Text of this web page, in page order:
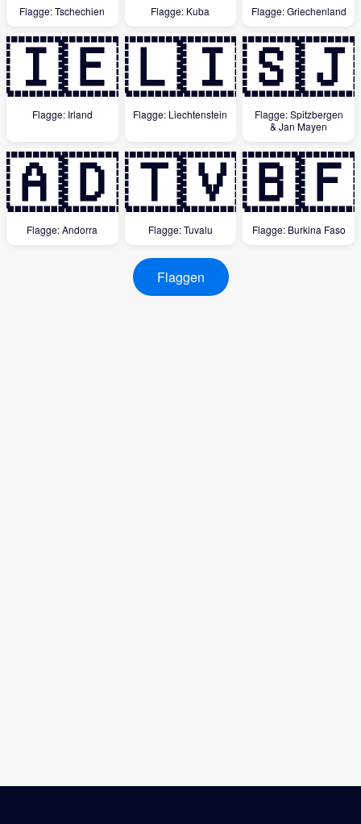
Flagge: Tschechien Flagge: Kuba Flagge: Griechenland
🇮🇪
Flagge: Irland
🇱🇮
Flagge: Liechtenstein
🇸🇯
Flagge: Spitzbergen
& Jan Mayen
🇦🇩
Flagge: Andorra
🇹🇻
Flagge: Tuvalu
🇧🇫
Flagge: Burkina Faso
Flaggen